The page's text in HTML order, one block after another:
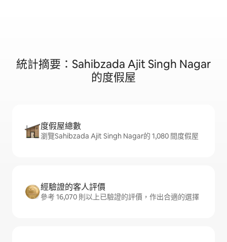
統計摘要：Sahibzada Ajit Singh Nagar
的度假屋
度假屋總數
瀏覽Sahibzada Ajit Singh Nagar的 1,080 間度假屋
經驗證的客人評價
參考 16,070 則以上已驗證的評價，作出合適的選擇